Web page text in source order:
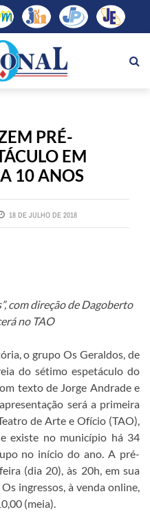
PRÉ-
EM
10 ANOS
18 DE JULHO DE 2018
com direção de Dagoberto
no TAO
o grupo Os Geraldos, de
do sétimo espetáculo do
texto de Jorge Andrade e
será a primeira
de Arte e Ofício (TAO),
existe no município há 34
no início do ano. A pré-
(dia 20), às 20h, em sua
ingressos, à venda online,
(meia).